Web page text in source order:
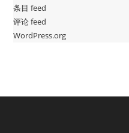
条目 feed
评论 feed
WordPress.org